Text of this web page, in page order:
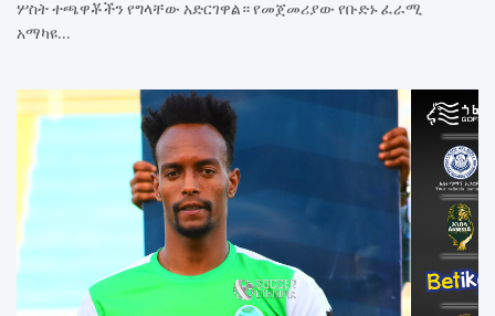
ሦስት ተጫዋቾችን የግላቸው አድርገዋል። የመጀመሪያው የቡድኑ ፈራሚ
አማካዩ…